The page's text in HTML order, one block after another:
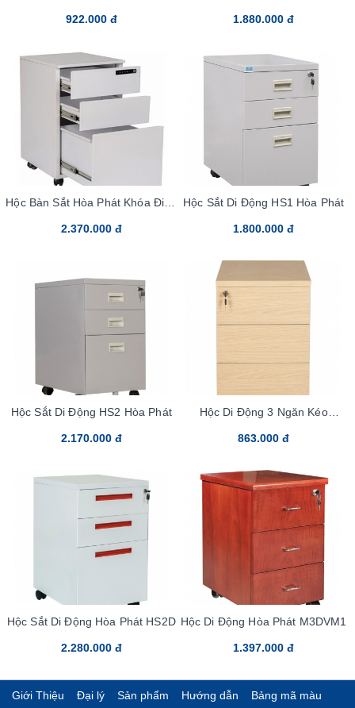
922.000 đ 1.880.000 đ
Hộc Bàn Sắt Hòa Phát Khóa Điện
2.370.000 đ
Hộc Sắt Di Động HS1 Hòa Phát
1.800.000 đ
Hộc Sắt Di Động HS2 Hòa Phát
2.170.000 đ
Hộc Di Động 3 Ngăn Kéo
863.000 đ
Hộc Sắt Di Động Hòa Phát HS2D
2.280.000 đ
Hộc Di Động Hòa Phát M3DVM1
1.397.000 đ
Giới Thiệu Đại lý Sản phẩm Hướng dẫn
Bảng mã màu